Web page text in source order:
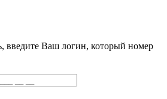
введите Ваш логин, который номер